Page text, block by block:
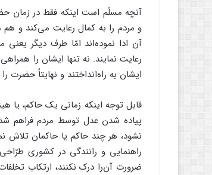
آنچه مسلّم است اینکه فقط در زمان
و مردم را به کمال رعایت می‌کند و هم
آن ادا نموده‌اند امّا طرف دیگر
رعایت نمایند. نه تنها ایشان را
ایشان به راه‌انداختند و نهایتاً حضرت
قابل توجه اینکه زمانی یک حاکم،
پیاده شدن عدل توسط مردم فراهم
نشود، هر چند حاکم یا حاکمان تلاش
راهنمایی و رانندگی در کشوری
ضرورت آن‌را درک نکنند، ارتکاب